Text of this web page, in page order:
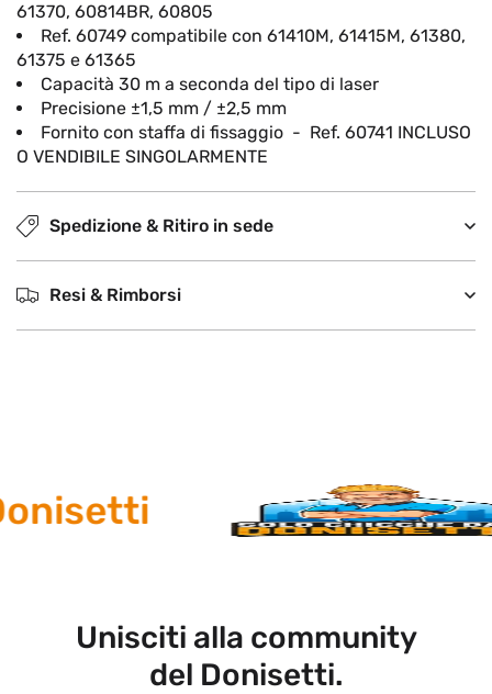
61370, 60814BR, 60805
Ref. 60749 compatibile con 61410M, 61415M, 61380,
61375 e 61365
Capacità 30 m a seconda del tipo di laser
Precisione ±1,5 mm / ±2,5 mm
Fornito con staffa di fissaggio - Ref. 60741 INCLUSO
O VENDIBILE SINGOLARMENTE
Spedizione & Ritiro in sede
Resi & Rimborsi
Unisciti alla community
del Donisetti.